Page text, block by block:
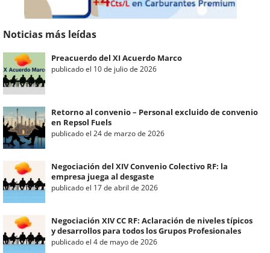
Noticias más leídas
Preacuerdo del XI Acuerdo Marco
publicado el 10 de julio de 2026
Retorno al convenio – Personal excluido de convenio
en Repsol Fuels
publicado el 24 de marzo de 2026
Negociación del XIV Convenio Colectivo RF: la
empresa juega al desgaste
publicado el 17 de abril de 2026
Negociación XIV CC RF: Aclaración de niveles típicos
y desarrollos para todos los Grupos Profesionales
publicado el 4 de mayo de 2026